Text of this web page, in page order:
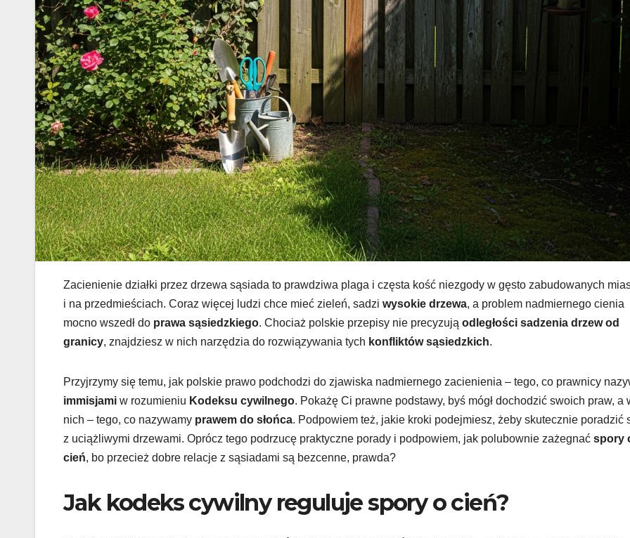
Zacienienie działki przez drzewa sąsiada to prawdziwa plaga i częsta kość niezgody w gęsto zabudowanych
i na przedmieściach. Coraz więcej ludzi chce mieć zieleń, sadzi wysokie drzewa, a problem nadmiernego cienia
mocno wszedł do prawa sąsiedzkiego. Chociaż polskie przepisy nie precyzują odległości sadzenia drzew od
granicy, znajdziesz w nich narzędzia do rozwiązywania tych konfliktów sąsiedzkich.
Przyjrzymy się temu, jak polskie prawo podchodzi do zjawiska nadmiernego zacienienia – tego, co prawnicy
immisjami w rozumieniu Kodeksu cywilnego. Pokażę Ci prawne podstawy, byś mógł dochodzić swoich praw, a
nich – tego, co nazywamy prawem do słońca. Podpowiem też, jakie kroki podejmiesz, żeby skutecznie poradzić
z uciążliwymi drzewami. Oprócz tego podrzucę praktyczne porady i podpowiem, jak polubownie zażegnać spory
cień, bo przecież dobre relacje z sąsiadami są bezcenne, prawda?
Jak kodeks cywilny reguluje spory o cień?